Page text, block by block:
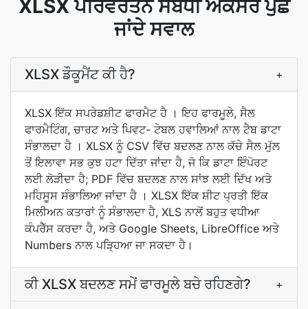
XLSX ਪਰਿਵਰਤਨ ਸੰਬੰਧੀ ਅਕਸਰ ਪੁੱਛੇ
ਜਾਂਦੇ ਸਵਾਲ
XLSX ਡੌਕੂਮੈਂਟ ਕੀ ਹੈ? +
XLSX ਇੱਕ ਸਪਰੇਡਸ਼ੀਟ ਫਾਰਮੈਟ ਹੈ । ਇਹ ਫਾਰਮੂਲੇ, ਸੈਲ
ਫਾਰਮੈਟਿੰਗ, ਚਾਰਟ ਅਤੇ ਪਿਵਟ- ਟੇਬਲ ਹਵਾਲਿਆਂ ਨਾਲ ਟੈਬ ਡਾਟਾ
ਸੰਭਾਲਦਾ ਹੈ । XLSX ਨੂੰ CSV ਵਿੱਚ ਬਦਲਣ ਨਾਲ ਕੱਚੇ ਸੈਲ ਮੁੱਲ
ਤੋਂ ਇਲਾਵਾ ਸਭ ਕੁਝ ਹਟਾ ਦਿੱਤਾ ਜਾਂਦਾ ਹੈ, ਜੋ ਕਿ ਡਾਟਾ ਇੰਪੋਰਟ
ਲਈ ਲੋੜੀਦਾ ਹੈ; PDF ਵਿੱਚ ਬਦਲਣ ਨਾਲ ਸਾਂਝ ਲਈ ਦਿੱਖ ਅਤੇ
ਮਹਿਸੂਸ ਸੰਭਾਲਿਆ ਜਾਂਦਾ ਹੈ । XLSX ਇੱਕ ਸ਼ੀਟ ਪ੍ਰਤੀ ਇੱਕ
ਮਿਲੀਅਨ ਕਤਾਰਾਂ ਨੂੰ ਸੰਭਾਲਦਾ ਹੈ, XLS ਨਾਲੋਂ ਬਹੁਤ ਵਧੀਆ
ਕੰਪਰੈੱਸ ਕਰਦਾ ਹੈ, ਅਤੇ Google Sheets, LibreOffice ਅਤੇ
Numbers ਨਾਲ ਪੜ੍ਹਿਆ ਜਾ ਸਕਦਾ ਹੈ।
ਕੀ XLSX ਬਦਲਣ ਸਮੇਂ ਫਾਰਮੂਲੇ ਬਚੇ ਰਹਿਣਗੇ? +